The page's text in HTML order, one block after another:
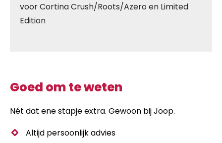
voor Cortina Crush/Roots/Azero en Limited
Edition
Goed om te weten
Nét dat ene stapje extra. Gewoon bij Joop.
Altijd persoonlijk advies